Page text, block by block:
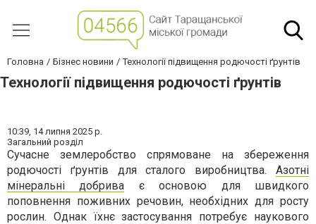
Головна Бізнес новини Технології підвищення родючості ґрунтів
Технології підвищення родючості ґрунтів
10:39, 14 липня 2025 р.
Загальний розділ
Сучасне землеробство спрямоване на збереження
родючості ґрунтів для сталого виробництва. Азотні
мінеральні добрива є основою для швидкого
поповнення поживних речовин, необхідних для росту
рослин. Однак їхнє застосування потребує наукового